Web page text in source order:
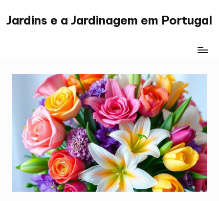
SkipJardins e a Jardinagem em Portugal
Jardinagem